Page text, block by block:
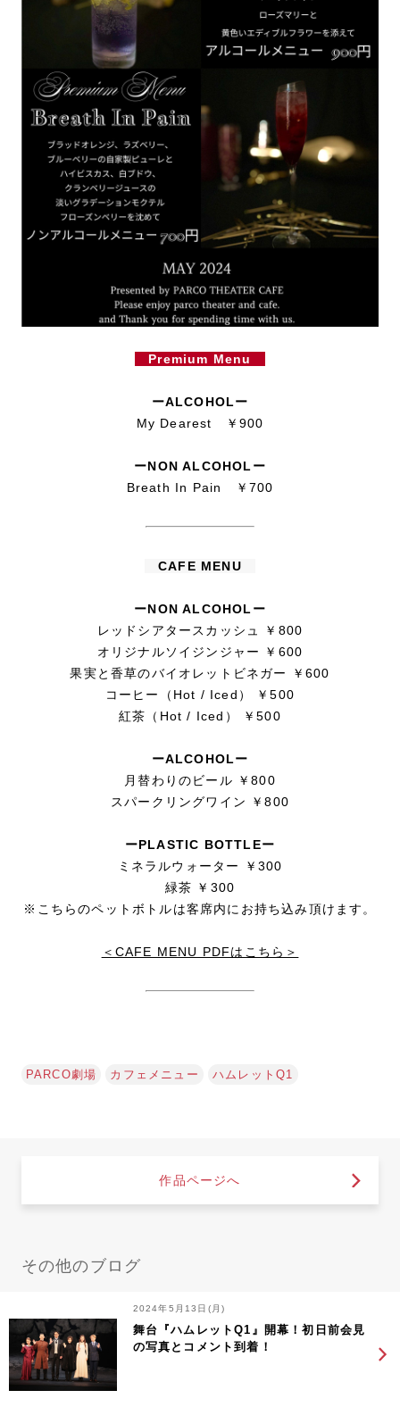
Premium Menu
ーALCOHOLー
My Dearest ￥900
ーNON ALCOHOLー
Breath In Pain ￥700
CAFE MENU
ーNON ALCOHOLー
レッドシアタースカッシュ ￥800
オリジナルソイジンジャー ￥600
果実と香草のバイオレットビネガー ￥600
コーヒー（Hot / Iced） ￥500
紅茶（Hot / Iced） ￥500
ーALCOHOLー
月替わりのビール ￥800
スパークリングワイン ￥800
ーPLASTIC BOTTLEー
ミネラルウォーター ￥300
緑茶 ￥300
※こちらのペットボトルは客席内にお持ち込み頂けます。
＜CAFE MENU PDFはこちら＞
PARCO劇場 カフェメニュー ハムレットQ1
作品ページへ
その他のブログ
2024年5月13日(月)
舞台『ハムレットQ1』開幕！初日前会見
の写真とコメント到着！